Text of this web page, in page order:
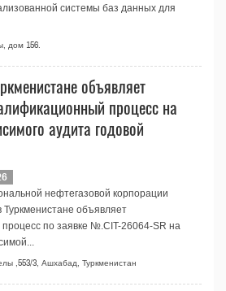
системы баз данных для
дом 156.
объявляет
процесс на
аудита годовой
нефтегазовой корпорации
объявляет
по заявке №.CIT-26064-SR на
,553/3, Ашхабад, Туркменистан